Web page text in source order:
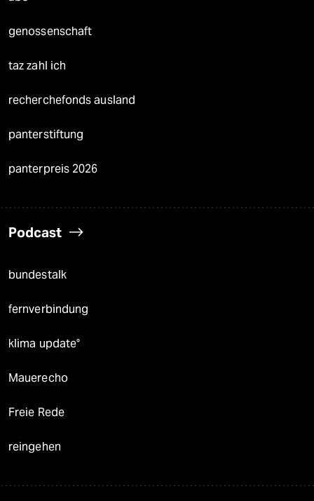
genossenschaft
taz zahl ich
recherchefonds ausland
panterstiftung
panterpreis 2026
Podcast
bundestalk
fernverbindung
klima update°
Mauerecho
Freie Rede
reingehen